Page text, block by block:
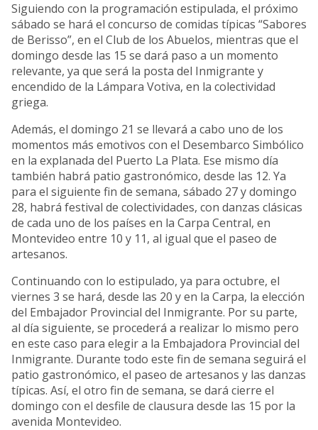
Siguiendo con la programación estipulada, el próximo
sábado se hará el concurso de comidas típicas “Sabores
de Berisso”, en el Club de los Abuelos, mientras que el
domingo desde las 15 se dará paso a un momento
relevante, ya que será la posta del Inmigrante y
encendido de la Lámpara Votiva, en la colectividad
griega.
Además, el domingo 21 se llevará a cabo uno de los
momentos más emotivos con el Desembarco Simbólico
en la explanada del Puerto La Plata. Ese mismo día
también habrá patio gastronómico, desde las 12. Ya
para el siguiente fin de semana, sábado 27 y domingo
28, habrá festival de colectividades, con danzas clásicas
de cada uno de los países en la Carpa Central, en
Montevideo entre 10 y 11, al igual que el paseo de
artesanos.
Continuando con lo estipulado, ya para octubre, el
viernes 3 se hará, desde las 20 y en la Carpa, la elección
del Embajador Provincial del Inmigrante. Por su parte,
al día siguiente, se procederá a realizar lo mismo pero
en este caso para elegir a la Embajadora Provincial del
Inmigrante. Durante todo este fin de semana seguirá el
patio gastronómico, el paseo de artesanos y las danzas
típicas. Así, el otro fin de semana, se dará cierre el
domingo con el desfile de clausura desde las 15 por la
avenida Montevideo.